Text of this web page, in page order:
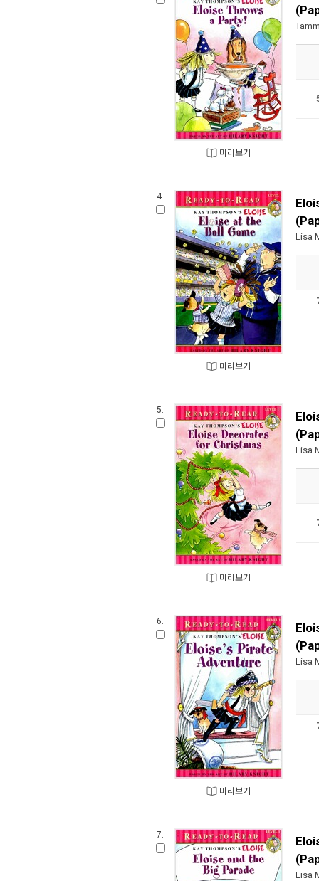
미리보기
4.
미리보기
Lisa
5.
미리보기
Lisa
6.
미리보기
Lisa
7.
Lisa